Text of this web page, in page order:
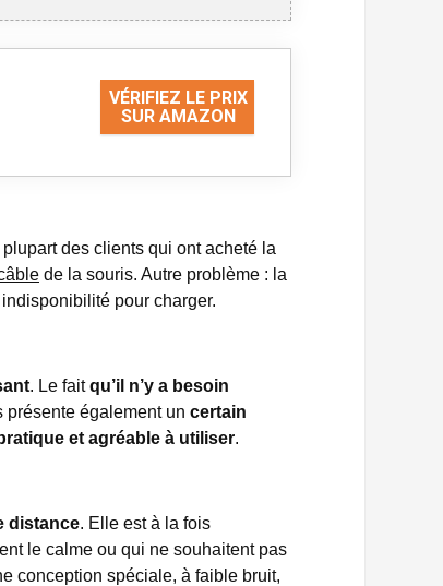
VÉRIFIEZ LE PRIX
SUR AMAZON
des clients qui ont acheté la
de la souris. Autre problème : la
pour charger.
. Le faitqu’il n’y a besoin
présente également un certain
et agréable à utiliser.
distance. Elle est à la fois
le calme ou qui ne souhaitent pas
conception spéciale, à faible bruit,